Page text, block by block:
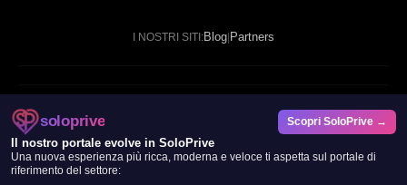
I NOSTRI SITI:Blog Partners
© 2024 - 2026 Rosa Scarlatta. Tutti i diritti riservati.
SP DATAFORGE LTD
20 Wenlock Road, London, N1 7GU
soloprive
Il nostro portale evolve in SoloPrive
Una nuova esperienza più ricca, moderna e veloce ti aspetta sul portale di
riferimento del settore:
Scopri SoloPrive →